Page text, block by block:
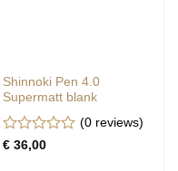
Shinnoki Pen 4.0
Supermatt blank
Gewaardeerd
(0reviews)
€36,00